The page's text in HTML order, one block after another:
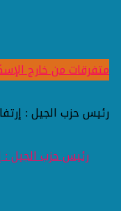
متفرقات من خارج
رئيس حزب الجيل :